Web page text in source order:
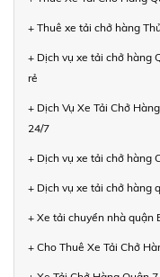
+ Thuê xe tải chở hàng
+ Dịch vụ xe tải chở hàng
rẻ
+ Dịch Vụ Xe Tải Chở
24/7
+ Dịch vụ xe tải chở hàng
+ Dịch vụ xe tải chở hàng
+ Xe tải chuyển nhà quận
+ Cho Thuê Xe Tải Chở